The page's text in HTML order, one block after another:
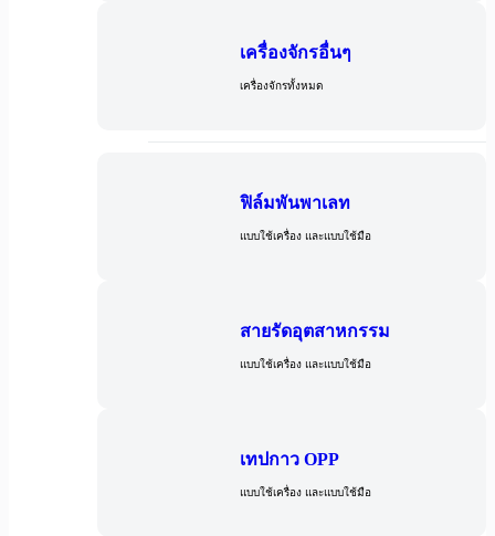
เครื่องจักรอื่นๆ
เครื่องจักรทั้งหมด
ฟิล์มพันพาเลท
แบบใช้เครื่อง และแบบใช้มือ
สายรัดอุตสาหกรรม
แบบใช้เครื่อง และแบบใช้มือ
เทปกาว OPP
แบบใช้เครื่อง และแบบใช้มือ